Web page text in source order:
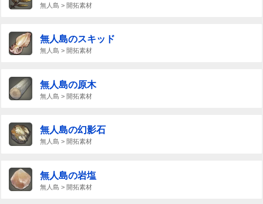
無人島 > 開拓素材
無人島のスキッド
無人島 > 開拓素材
無人島の原木
無人島 > 開拓素材
無人島の幻影石
無人島 > 開拓素材
無人島の岩塩
無人島 > 開拓素材